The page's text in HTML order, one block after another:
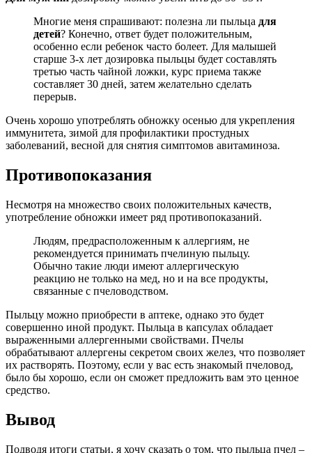
Многие меня спрашивают: полезна ли пыльца для
детей? Конечно, ответ будет положительным,
особенно если ребенок часто болеет. Для малышей
старше 3-х лет дозировка пыльцы будет составлять
третью часть чайной ложки, курс приема также
составляет 30 дней, затем желательно сделать
перерыв.
Очень хорошо употреблять обножку осенью для укрепления
иммунитета, зимой для профилактики простудных
заболеваний, весной для снятия симптомов авитаминоза.
Противопоказания
Несмотря на множество своих положительных качеств,
употребление обножки имеет ряд противопоказаний.
Людям, предрасположенным к аллергиям, не
рекомендуется принимать пчелиную пыльцу.
Обычно такие люди имеют аллергическую
реакцию не только на мед, но и на все продукты,
связанные с пчеловодством.
Пыльцу можно приобрести в аптеке, однако это будет
совершенно иной продукт. Пыльца в капсулах обладает
выраженными аллергенными свойствами. Пчелы
обрабатывают аллергены секретом своих желез, что позволяет
их растворять. Поэтому, если у вас есть знакомый пчеловод,
было бы хорошо, если он сможет предложить вам это ценное
средство.
Вывод
Подводя итоги статьи, я хочу сказать о том, что пыльца пчел –